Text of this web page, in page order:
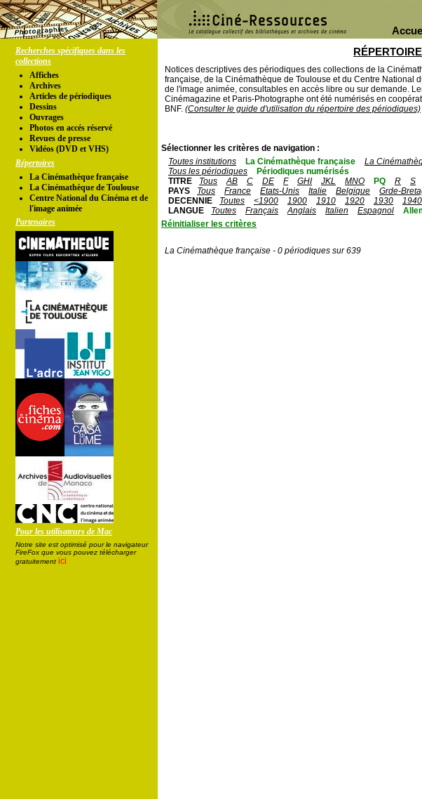
Recherches spécifiques dans les
collections
Affiches
Archives
Articles de périodiques
Dessins
Ouvrages
Photos en accés réservé
Revues de presse
Vidéos (DVD et VHS)
Répertoires
La Cinémathèque française
La Cinémathèque de Toulouse
Centre National du Cinéma et de
l'image animée
Partenaires
Pour les utilisateurs de Mac
Notre site est optimisé pour le navigateur
FireFox que vous pouvez télécharger
gratuitement ici
Notices descriptives des périodiques des collections de la
française, de la Cinémathèque de Toulouse et du Centre National
de l'image animée, consultables en accès libre ou sur demande.
Cinémagazine et Paris-Photographe ont été numérisés en
BNF. (Consulter le guide d'utilisation du répertoire des périodiques)
Sélectionner les critères de navigation :
Toutes institutions
La Cinémathèque française La
Tous les périodiques
Périodiques numérisés
TITRE
Tous AB C DE F GHI JKL MNO PQ R S
PAYS
Tous France Etats-Unis Italie Belgique Grde-
DECENNIE
Toutes <1900 1900 1910 1920 1930 1940
LANGUE
Toutes Français Anglais Italien Espagnol
Réinitialiser les critères
La Cinémathèque française - 0 périodiques sur 639